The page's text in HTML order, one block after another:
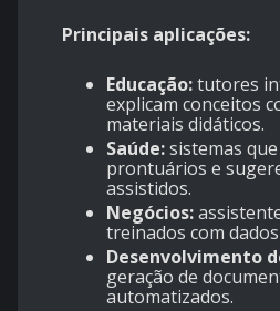
Principais aplicações:
Educação:tutores
explicam conceitos
materiais didáticos.
Saúde:sistemas
prontuários e
assistidos.
Negócios:
treinados com
Desenvolvimento
geração de
automatizados.